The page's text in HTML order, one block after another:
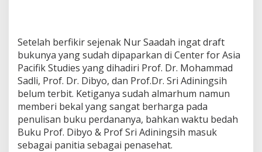
Setelah berfikir sejenak Nur Saadah ingat draft
bukunya yang sudah dipaparkan di Center for Asia
Pacifik Studies yang dihadiri Prof. Dr. Mohammad
Sadli, Prof. Dr. Dibyo, dan Prof.Dr. Sri Adiningsih
belum terbit. Ketiganya sudah almarhum namun
memberi bekal yang sangat berharga pada
penulisan buku perdananya, bahkan waktu bedah
Buku Prof. Dibyo & Prof Sri Adiningsih masuk
sebagai panitia sebagai penasehat.